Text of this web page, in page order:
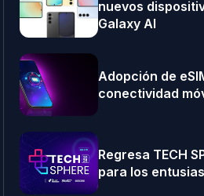
nuevos
Galaxy AI
Adopción de
conectividad
Regresa TECH
para los